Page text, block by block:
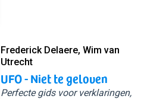
Frederick Delaere, Wim van
Utrecht
UFO - Niet te geloven
Perfecte gids voor verklaringen,